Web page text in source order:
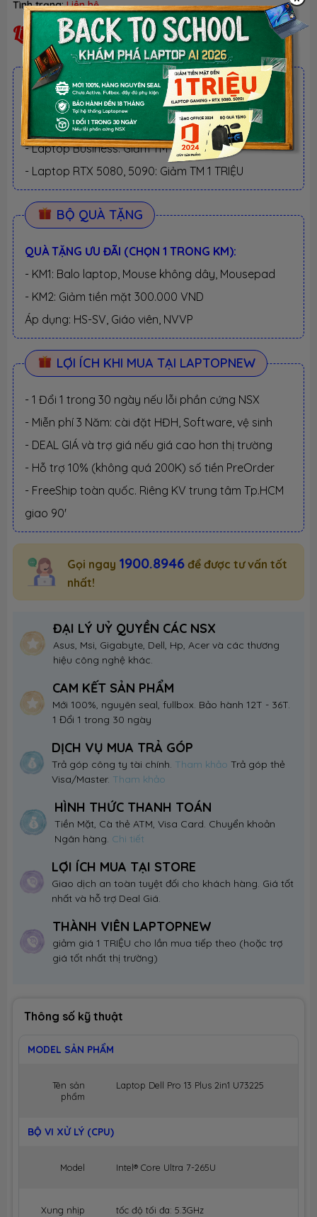
Tình trạng:Liên hệ
Liên hệ
ƯU ĐÃI TỐT NHẤT TRONG NĂM
BACK TO SCHOOL 2026.
Xem chi tiết
- Laptop văn phòng. Giảm TM 300K
- Laptop Business. Giảm TM 500K
- Laptop RTX 5080, 5090: Giảm TM 1 TRIỆU
BỘ QUÀ TẶNG
QUÀ TẶNG ƯU ĐÃI (CHỌN 1 TRONG KM):
- KM1: Balo laptop, Mouse không dây, Mousepad
- KM2: Giảm tiền mặt 300.000 VND
Áp dụng: HS-SV, Giáo viên, NVVP
LỢI ÍCH KHI MUA TẠI LAPTOPNEW
- 1 Đổi 1 trong 30 ngày nếu lỗi phần cứng NSX
- Miễn phí 3 Năm: cài đặt HĐH, Software, vệ sinh
- DEAL GIÁ và trợ giá nếu giá cao hơn thị trường
- Hỗ trợ 10% (không quá 200K) số tiền PreOrder
- FreeShip toàn quốc. Riêng KV trung tâm Tp.HCM
giao 90'
Gọi ngay 1900.8946 để được tư vấn tốt
nhất!
ĐẠI LÝ UỶ QUYỀN CÁC NSX
Asus, Msi, Gigabyte, Dell, Hp, Acer và các thương
hiệu công nghệ khác.
CAM KẾT SẢN PHẨM
Mới 100%, nguyên seal, fullbox. Bảo hành 12T - 36T.
1 Đổi 1 trong 30 ngày
DỊCH VỤ MUA TRẢ GÓP
Trả góp công ty tài chính. Tham khảoTrả góp thẻ
Visa/Master. Tham khảo
HÌNH THỨC THANH TOÁN
Tiền Mặt, Cà thẻ ATM, Visa Card. Chuyển khoản
Ngân hàng. Chi tiết
LỢI ÍCH MUA TẠI STORE
Giao dịch an toàn tuyệt đối cho khách hàng. Giá tốt
nhất và hỗ trợ Deal Giá.
THÀNH VIÊN LAPTOPNEW
giảm giá 1 TRIỆU cho lần mua tiếp theo (hoặc trợ
giá tốt nhất thị trường)
Thông số kỹ thuật
MODEL SẢN PHẨM
Tên sản
phẩm
Laptop Dell Pro 13 Plus 2in1 U73225
BỘ VI XỬ LÝ (CPU)
Model Intel® Core Ultra 7-265U
Xung nhịp tốc độ tối đa: 5.3GHz